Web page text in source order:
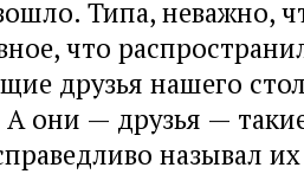
Типа, неважно,
что
друзья нашего
А они — друзья —
называл